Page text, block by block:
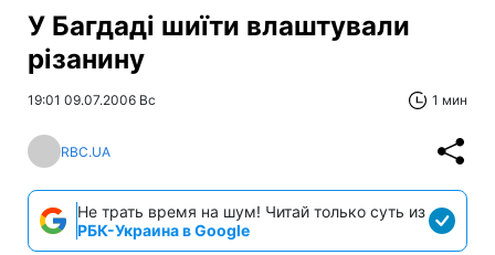
У Багдаді шиїти влаштували
різанину
19:01 09.07.2006 Вс 1 мин
RBC.UA
Не трать время на шум! Читай только суть из
РБК-Украина в Google